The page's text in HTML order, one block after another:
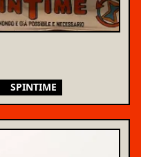
SPINTIME